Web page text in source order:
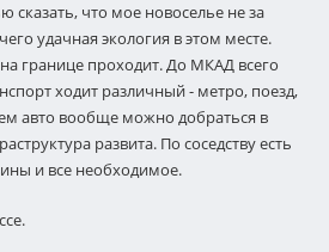
сказать, что мое новоселье не за
удачная экология в этом месте.
границе проходит. До МКАД всего
ходит различный - метро, поезд,
авто вообще можно добраться в
развита. По соседству есть
и все необходимое.